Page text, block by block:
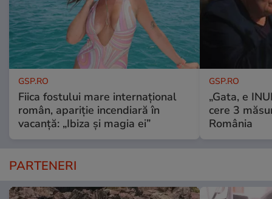
GSP.RO
Fiica fostului mare internațional
român, apariție incendiară în
vacanță: „Ibiza și magia ei”
GSP.RO
„Gata, e
cere 3
România
PARTENERI